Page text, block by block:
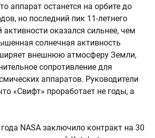
аппарат останется на орбите до
но последний пик 11-летнего
активности оказался сильнее, чем
солнечная активность
внешнюю атмосферу Земли,
сопротивление для
аппаратов. Руководители
«Свифт» проработает не годы, а
NASA заключило контракт на 30